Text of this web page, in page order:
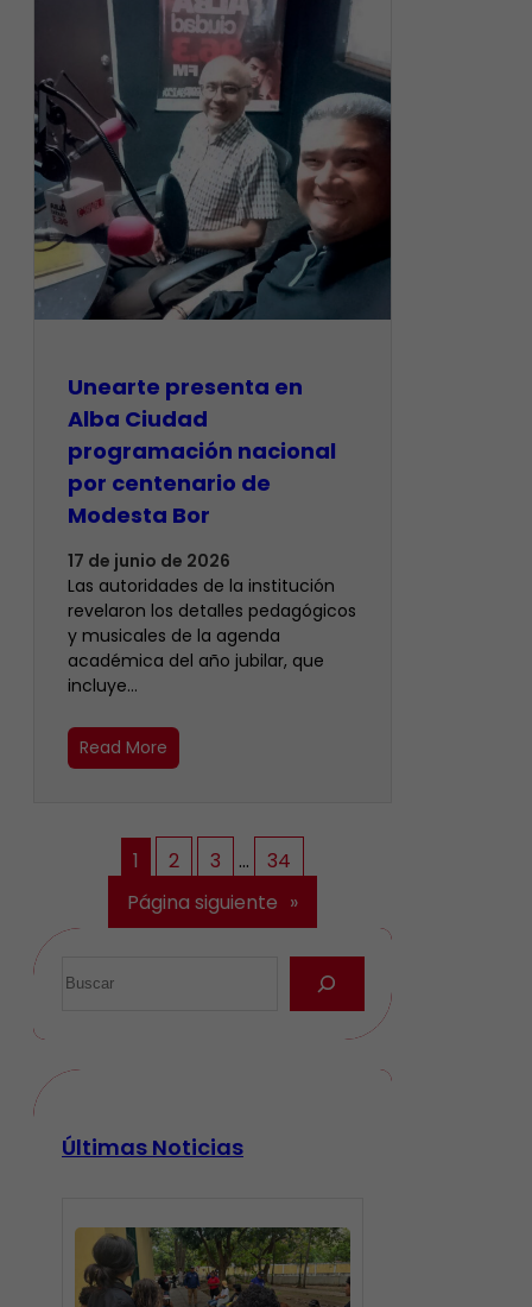
​Unearte presenta en
Alba Ciudad
programación nacional
por centenario de
Modesta Bor
17 de junio de 2026
Las autoridades de la institución
revelaron los detalles pedagógicos
y musicales de la agenda
académica del año jubilar, que
incluye…
Read More
1 2 3 …
34
Página siguiente »
Últimas Noticias